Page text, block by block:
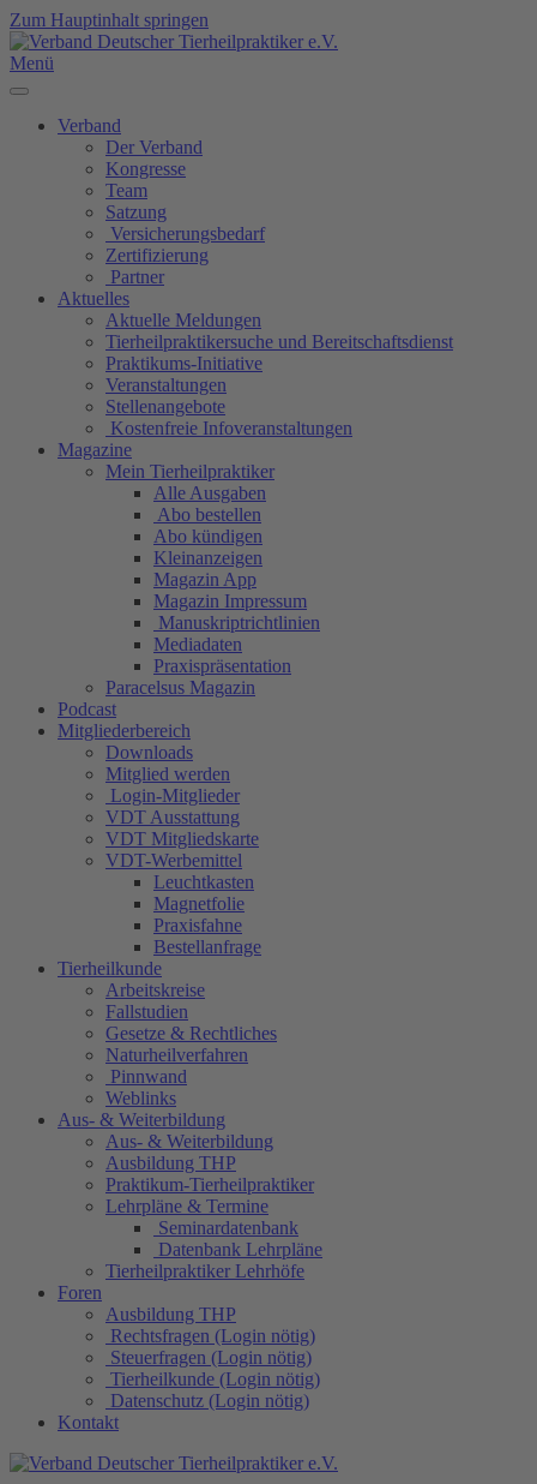
Zum Hauptinhalt springen
Menü
Verband
Der Verband
Kongresse
Team
Satzung
Versicherungsbedarf
Zertifizierung
Partner
Aktuelles
Aktuelle Meldungen
Tierheilpraktikersuche und Bereitschaftsdienst
Praktikums-Initiative
Veranstaltungen
Stellenangebote
Kostenfreie Infoveranstaltungen
Magazine
Mein Tierheilpraktiker
Alle Ausgaben
Abo bestellen
Abo kündigen
Kleinanzeigen
Magazin App
Magazin Impressum
Manuskriptrichtlinien
Mediadaten
Praxispräsentation
Paracelsus Magazin
Podcast
Mitgliederbereich
Downloads
Mitglied werden
Login-Mitglieder
VDT Ausstattung
VDT Mitgliedskarte
VDT-Werbemittel
Leuchtkasten
Magnetfolie
Praxisfahne
Bestellanfrage
Tierheilkunde
Arbeitskreise
Fallstudien
Gesetze & Rechtliches
Naturheilverfahren
Pinnwand
Weblinks
Aus- & Weiterbildung
Aus- & Weiterbildung
Ausbildung THP
Praktikum-Tierheilpraktiker
Lehrpläne & Termine
Seminardatenbank
Datenbank Lehrpläne
Tierheilpraktiker Lehrhöfe
Foren
Ausbildung THP
Rechtsfragen (Login nötig)
Steuerfragen (Login nötig)
Tierheilkunde (Login nötig)
Datenschutz (Login nötig)
Kontakt